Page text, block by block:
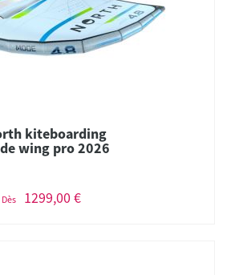
kiteboarding
wing pro 2026
Dès 1299,00 €